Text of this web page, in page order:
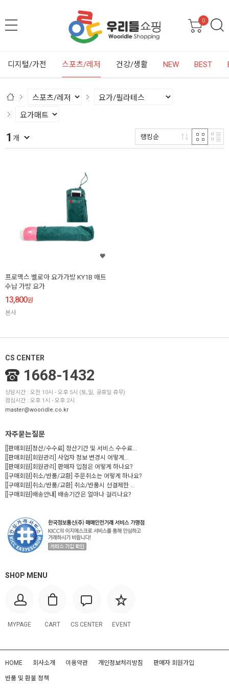
0
디지털/가전 스포츠/레저 건강/생활 NEW BEST
1 개 랭킹순
프로맥스 벨로아 요가가방 KY1B 매트
수납 가방 요가
13,800원
본사
CS CENTER
1668-1432
상담시간 : 오전 10시 - 오후 5시 (토,일, 공휴일 휴무)
점심시간 : 오후 1시 - 오후 2시
master@wooridle.co.kr
자주묻는질문
[[판매회원]정산/수수료] 정산기간 및 서비스 수수료...
[[판매회원]회원관리] 사업자 정보 변경시 어떻게...
[[판매회원]회원관리] 판매자 입점은 어떻게 하나요?
[[구매회원]취소/반품/교환] 주문취소는 어떻게 하나요?
[[구매회원]취소/반품/교환] 취소/반품시 선결제한 ...
[[구매회원]배송안내] 배송기간은 얼마나 걸리나요?
SHOP MENU
MYPAGE CART CS CENTER EVENT
HOME 회사소개 이용약관 개인정보처리방침 판매자 회원가입
반품 및 환불 정책